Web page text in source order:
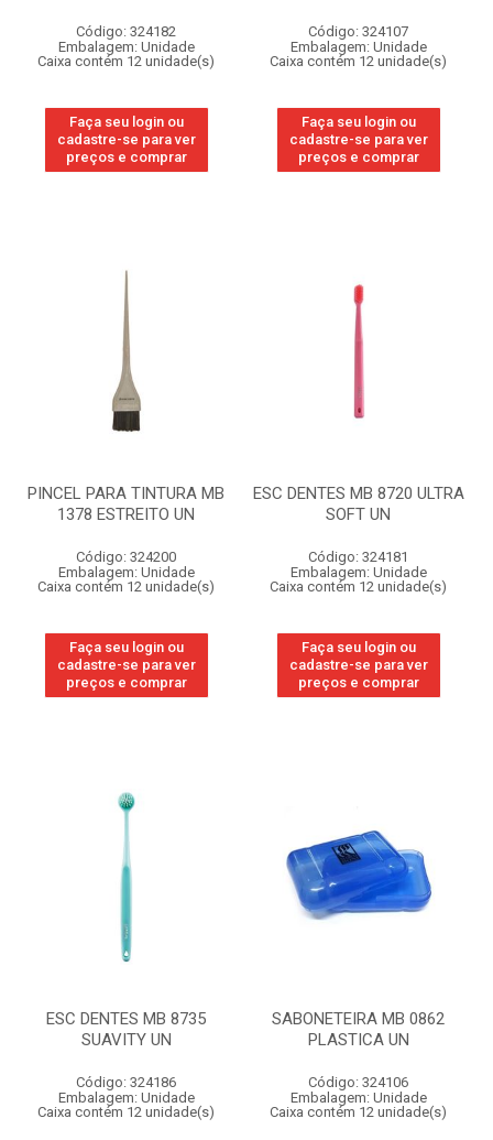
Código: 324182
Embalagem: Unidade
Caixa contém 12 unidade(s)
Faça seu login ou
cadastre-se para ver
preços e comprar
Código: 324107
Embalagem: Unidade
Caixa contém 12 unidade(s)
Faça seu login ou
cadastre-se para ver
preços e comprar
PINCEL PARA TINTURA MB
1378 ESTREITO UN
Código: 324200
Embalagem: Unidade
Caixa contém 12 unidade(s)
Faça seu login ou
cadastre-se para ver
preços e comprar
ESC DENTES MB 8720 ULTRA
SOFT UN
Código: 324181
Embalagem: Unidade
Caixa contém 12 unidade(s)
Faça seu login ou
cadastre-se para ver
preços e comprar
ESC DENTES MB 8735
SUAVITY UN
Código: 324186
Embalagem: Unidade
Caixa contém 12 unidade(s)
SABONETEIRA MB 0862
PLASTICA UN
Código: 324106
Embalagem: Unidade
Caixa contém 12 unidade(s)